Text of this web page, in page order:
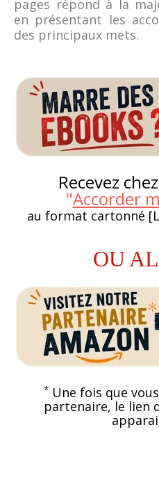
pages répond à la
en présentant les
des principaux mets.
Recevez
"Accorder
au format cartonné
OU
*Une fois que
partenaire, le lien